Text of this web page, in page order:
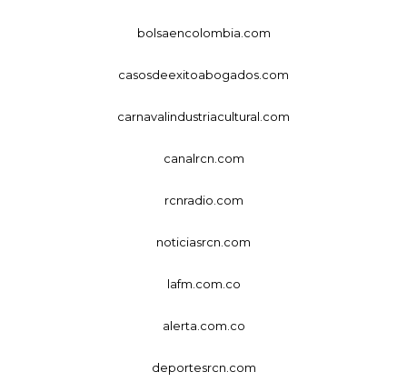
bolsaencolombia.com
casosdeexitoabogados.com
carnavalindustriacultural.com
canalrcn.com
rcnradio.com
noticiasrcn.com
lafm.com.co
alerta.com.co
deportesrcn.com